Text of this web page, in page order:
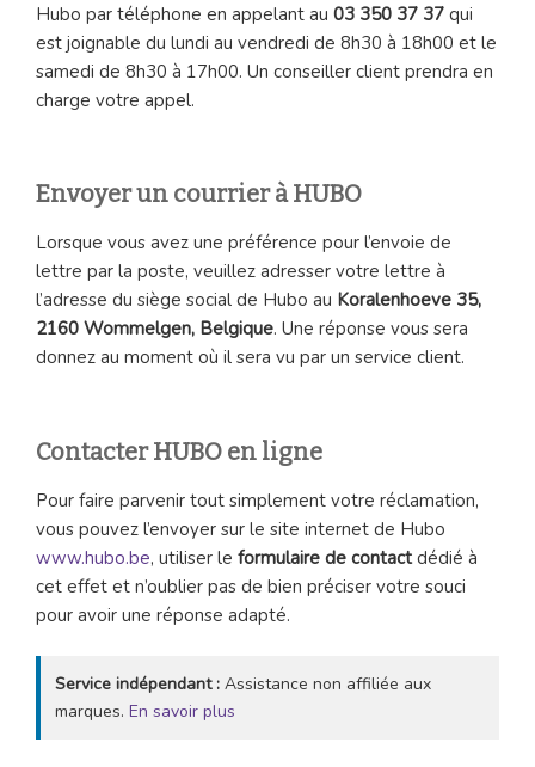
Hubo par téléphone en appelant au 03 350 37 37 qui
est joignable du lundi au vendredi de 8h30 à 18h00 et le
samedi de 8h30 à 17h00. Un conseiller client prendra en
charge votre appel.
Envoyer un courrier à HUBO
Lorsque vous avez une préférence pour l’envoie de
lettre par la poste, veuillez adresser votre lettre à
l’adresse du siège social de Hubo au Koralenhoeve 35,
2160 Wommelgen, Belgique. Une réponse vous sera
donnez au moment où il sera vu par un service client.
Contacter HUBO en ligne
Pour faire parvenir tout simplement votre réclamation,
vous pouvez l’envoyer sur le site internet de Hubo
www.hubo.be, utiliser le formulaire de contactdédié à
cet effet et n’oublier pas de bien préciser votre souci
pour avoir une réponse adapté.
Service indépendant : Assistance non affiliée aux
marques. En savoir plus